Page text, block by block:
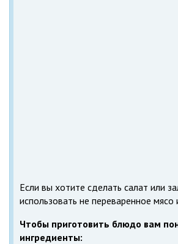
Если вы хотите сделать салат или
использовать не переваренное мясо
Чтобы приготовить блюдо вам
ингредиенты: